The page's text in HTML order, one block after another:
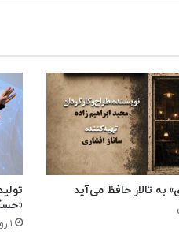
به تالار حافظ می‌آید
۱ روز پیش